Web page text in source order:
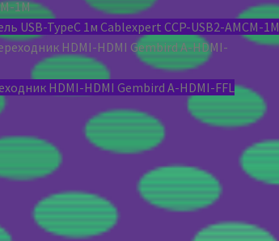
USB-TypeC 1м Cablexpert CCP-USB2-AMCM-1M
HDMI-HDMI Gembird A-HDMI-FFL